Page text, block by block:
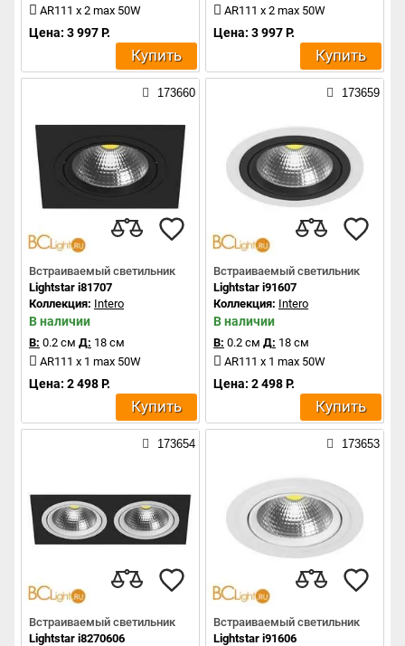
AR111 x 2 max 50W
Цена: 3 997 Р.
Купить
AR111 x 2 max 50W
Цена: 3 997 Р.
Купить
173660
Встраиваемый светильник
Lightstar i81707
Коллекция: Intero
В наличии
В: 0.2 см Д: 18 см
AR111 x 1 max 50W
Цена: 2 498 Р.
Купить
173659
Встраиваемый светильник
Lightstar i91607
Коллекция: Intero
В наличии
В: 0.2 см Д: 18 см
AR111 x 1 max 50W
Цена: 2 498 Р.
Купить
173654
Встраиваемый светильник
Lightstar i8270606
173653
Встраиваемый светильник
Lightstar i91606